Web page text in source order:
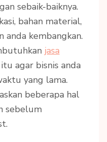
sebaik-baiknya.
bahan material,
anda kembangkan.
jasa
agar bisnis anda
yang lama.
beberapa hal
sebelum